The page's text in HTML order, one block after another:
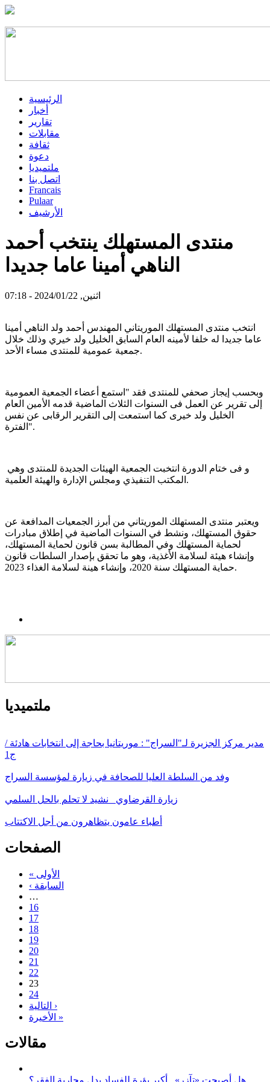
الرئيسية
أخبار
تقارير
مقابلات
ثقافة
دعوة
ملتميديا
اتصل بنا
Francais
Pulaar
الأرشيف
منتدى المستهلك ينتخب أحمد
الناهي أمينا عاما جديدا
اثنين, 2024/01/22 - 07:18
انتخب منتدى المستهلك الموريتاني المهندس أحمد ولد الناهي أمينا
عاما جديدا له خلفا لأمينه العام السابق الخليل ولد خيري وذلك خلال
جمعية عمومية للمنتدى مساء الأحد.
وبحسب إيجاز صحفي للمنتدى فقد "استمع أعضاء الجمعية العمومية
إلى تقرير عن العمل فى السنوات الثلاث الماضية قدمه الأمين العام
الخليل ولد خيرى كما استمعت إلى التقرير الرقابى عن نفس
الفترة".
المكتب التنفيذي ومجلس الإدارة والهيئة العلمية.
ويعتبر منتدى المستهلك الموريتاني من أبرز الجمعيات المدافعة عن
حقوق المستهلك، ونشط في السنوات الماضية في إطلاق مبادرات
لحماية المستهلك وفي المطالبة بسن قانون لحماية المستهلك،
وإنشاء هيئة لسلامة الأغذية، وهو ما تحقق بإصدار السلطات قانون
حماية المستهلك سنة 2020، وإنشاء هينة لسلامة الغذاء 2023.
ملتميديا
مدير مركز الجزيرة لـ"السراج" : موريتانيا بحاجة إلى انتخابات هادئة /
ج1
وفد من السلطة العليا للصحافة في زيارة لمؤسسة السراج
زيارة القرضاوي_ نشيد لا تحلم بالحل السلمي
أطباء عامون يتظاهرون من أجل الاكتتاب
الصفحات
« الأولى
‹ السابقة
…
16
17
18
19
20
21
22
23
24
التالية ›
الأخيرة »
مقالات